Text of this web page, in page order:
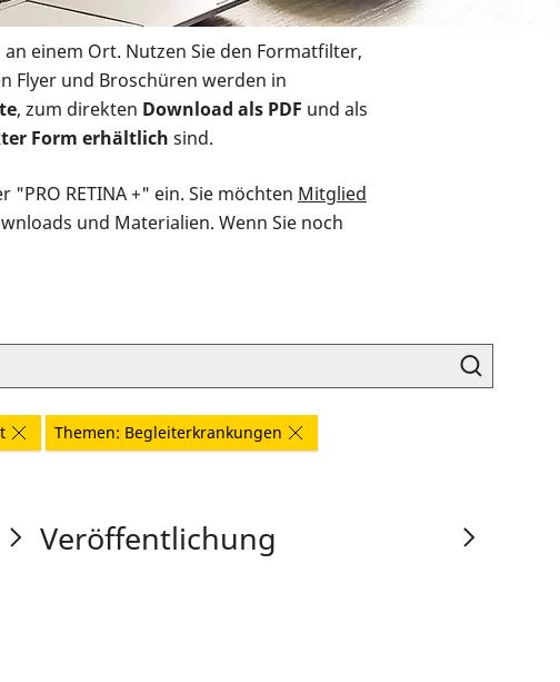
an einem Ort. Nutzen Sie den Formatfilter,
Flyer und Broschüren werden in
, zum direkten Download als PDF und als
Form erhältlich sind.
RETINA +" ein. Sie möchten Mitglied
und Materialien. Wenn Sie noch
Themen: Begleiterkrankungen
Veröffentlichung